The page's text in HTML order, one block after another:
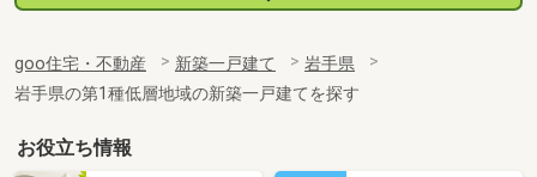
goo住宅・不動産 新築一戸建て
岩手県
岩手県の第1種低層地域の新築一戸建てを探す
お役立ち情報